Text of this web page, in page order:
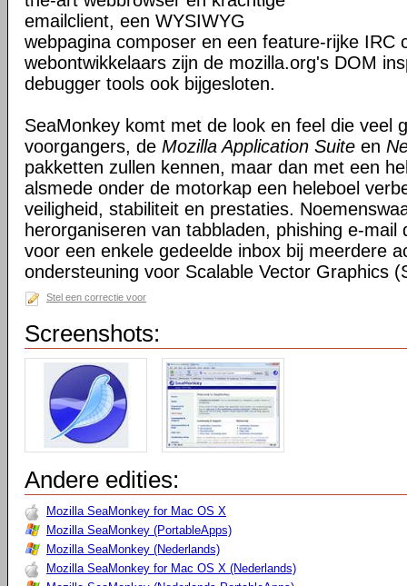
emailclient, een WYSIWYG
webpagina composer en een feature-rijke IRC
webontwikkelaars zijn de mozilla.org's DOM
debugger tools ook bijgesloten.
SeaMonkey komt met de look en feel die veel
voorgangers, de Mozilla Application Suite en
pakketten zullen kennen, maar dan met een
alsmede onder de motorkap een heleboel
veiligheid, stabiliteit en prestaties.
herorganiseren van tabbladen, phishing e-mail
voor een enkele gedeelde inbox bij meerdere
ondersteuning voor Scalable Vector Graphics
Stel een correctie voor
Screenshots:
Andere edities:
Mozilla SeaMonkey for Mac OS X
Mozilla SeaMonkey (PortableApps)
Mozilla SeaMonkey (Nederlands)
Mozilla SeaMonkey for Mac OS X (Nederlands)